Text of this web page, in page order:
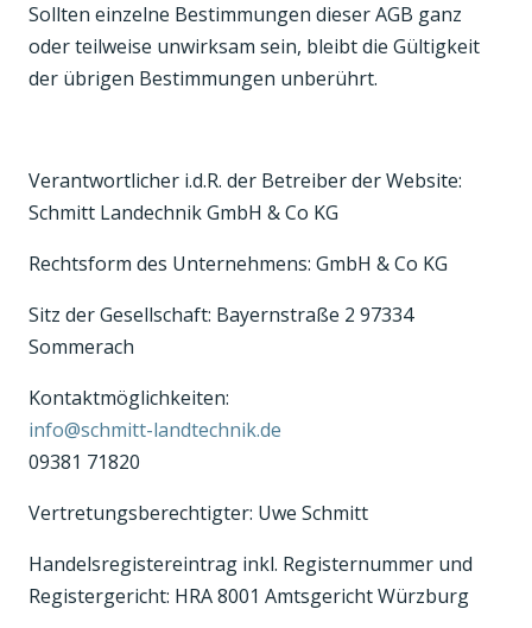
Sollten einzelne Bestimmungen dieser AGB ganz
oder teilweise unwirksam sein, bleibt die Gültigkeit
der übrigen Bestimmungen unberührt.
Verantwortlicher i.d.R. der Betreiber der Website:
Schmitt Landechnik GmbH & Co KG
Rechtsform des Unternehmens: GmbH & Co KG
Sitz der Gesellschaft: Bayernstraße 2 97334
Sommerach
Kontaktmöglichkeiten:
info@schmitt-landtechnik.de
09381 71820
Vertretungsberechtigter: Uwe Schmitt
Handelsregistereintrag inkl. Registernummer und
Registergericht: HRA 8001 Amtsgericht Würzburg